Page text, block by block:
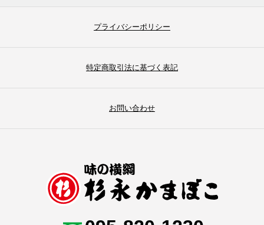
プライバシーポリシー
特定商取引法に基づく表記
お問い合わせ